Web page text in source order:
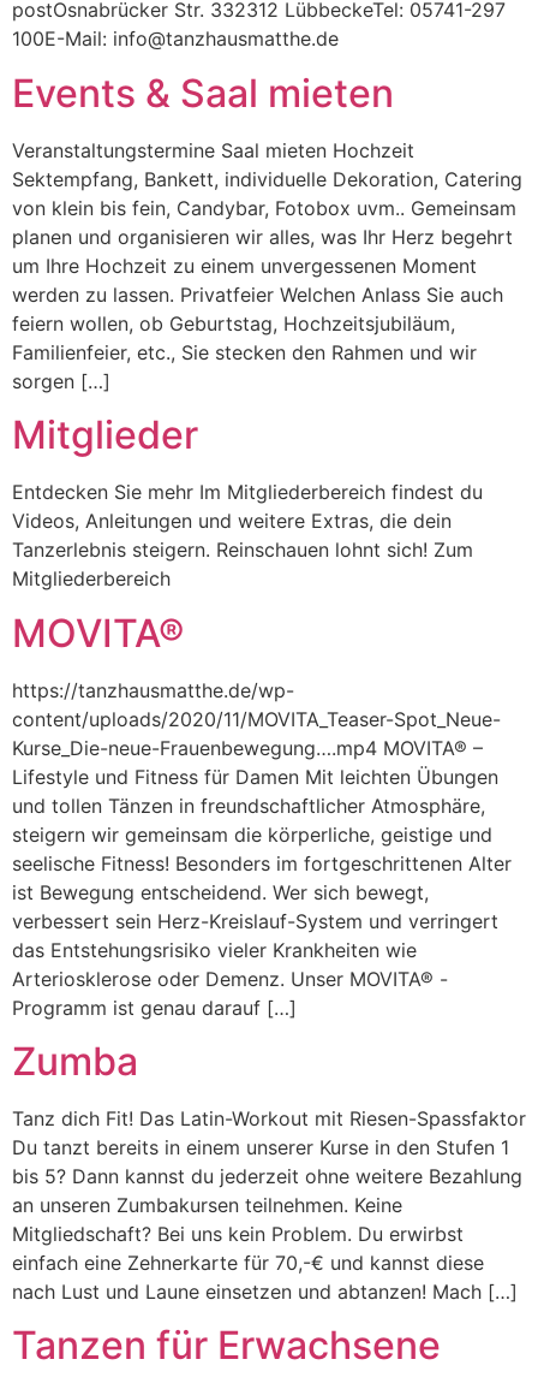
postOsnabrücker Str. 332312 LübbeckeTel: 05741-297
100E-Mail: info@tanzhausmatthe.de
Events & Saal mieten
Veranstaltungstermine Saal mieten Hochzeit
Sektempfang, Bankett, individuelle Dekoration, Catering
von klein bis fein, Candybar, Fotobox uvm.. Gemeinsam
planen und organisieren wir alles, was Ihr Herz begehrt
um Ihre Hochzeit zu einem unvergessenen Moment
werden zu lassen. Privatfeier Welchen Anlass Sie auch
feiern wollen, ob Geburtstag, Hochzeitsjubiläum,
Familienfeier, etc., Sie stecken den Rahmen und wir
sorgen […]
Mitglieder
Entdecken Sie mehr Im Mitgliederbereich findest du
Videos, Anleitungen und weitere Extras, die dein
Tanzerlebnis steigern. Reinschauen lohnt sich! Zum
Mitgliederbereich
MOVITA®
https://tanzhausmatthe.de/wp-
content/uploads/2020/11/MOVITA_Teaser-Spot_Neue-
Kurse_Die-neue-Frauenbewegung….mp4 MOVITA® –
Lifestyle und Fitness für Damen Mit leichten Übungen
und tollen Tänzen in freundschaftlicher Atmosphäre,
steigern wir gemeinsam die körperliche, geistige und
seelische Fitness! Besonders im fortgeschrittenen Alter
ist Bewegung entscheidend. Wer sich bewegt,
verbessert sein Herz-Kreislauf-System und verringert
das Entstehungsrisiko vieler Krankheiten wie
Arteriosklerose oder Demenz. Unser MOVITA® -
Programm ist genau darauf […]
Zumba
Tanz dich Fit! Das Latin-Workout mit Riesen-Spassfaktor
Du tanzt bereits in einem unserer Kurse in den Stufen 1
bis 5? Dann kannst du jederzeit ohne weitere Bezahlung
an unseren Zumbakursen teilnehmen. Keine
Mitgliedschaft? Bei uns kein Problem. Du erwirbst
einfach eine Zehnerkarte für 70,-€ und kannst diese
nach Lust und Laune einsetzen und abtanzen! Mach […]
Tanzen für Erwachsene